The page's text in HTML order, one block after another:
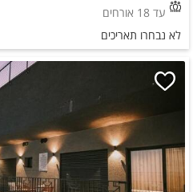
עד 18 אורחים
לא נבחרו תאריכים